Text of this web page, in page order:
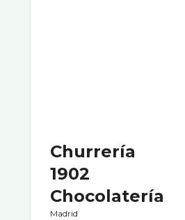
Churrería
1902
Chocolatería
Madrid